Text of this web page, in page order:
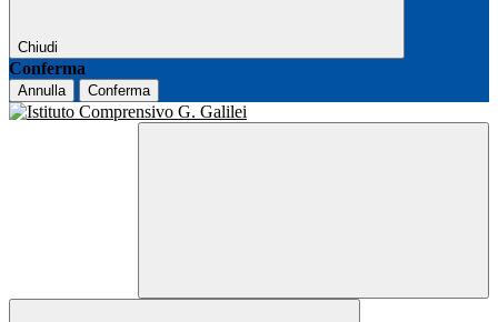
Chiudi
Conferma
Annulla Conferma